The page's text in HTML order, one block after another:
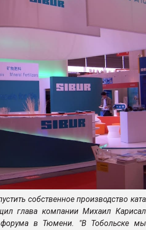
собственное производство
глава компании Михаил
форума в Тюмени. "В Тобольске мы